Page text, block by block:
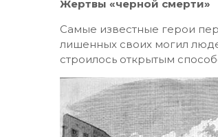
Жертвы «черной смерти»
Самые известные герои
лишенных своих могил
строилось открытым